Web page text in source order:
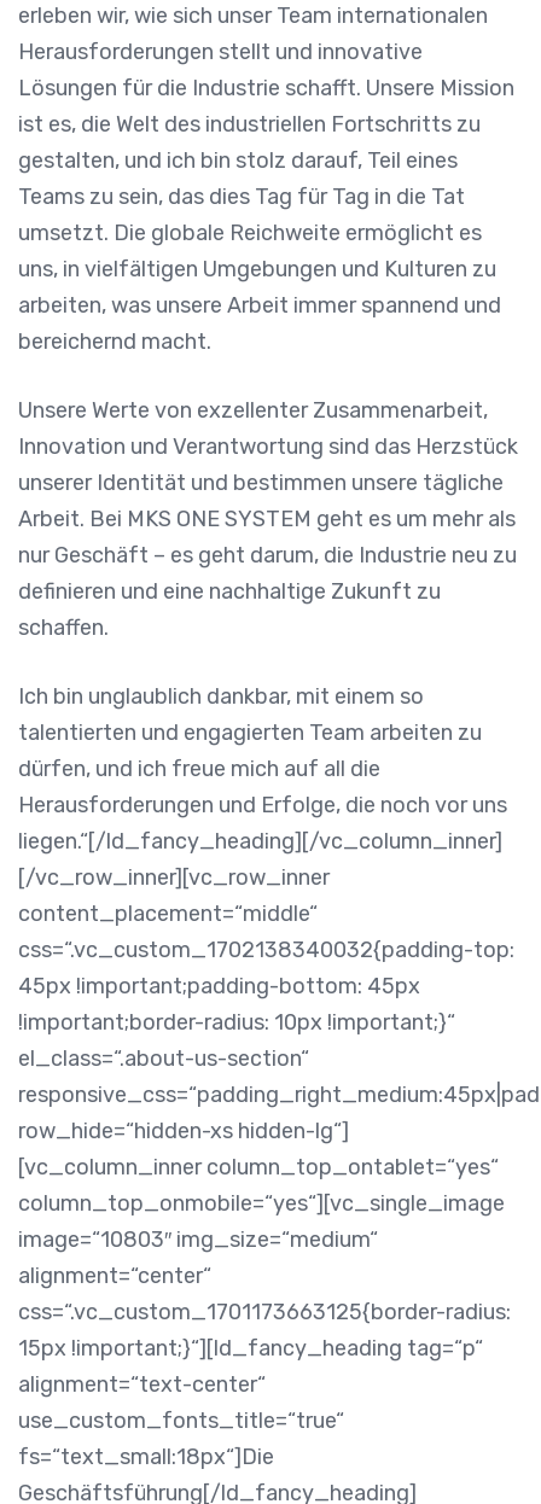
erleben wir, wie sich unser Team internationalen
Herausforderungen stellt und innovative
Lösungen für die Industrie schafft. Unsere Mission
ist es, die Welt des industriellen Fortschritts zu
gestalten, und ich bin stolz darauf, Teil eines
Teams zu sein, das dies Tag für Tag in die Tat
umsetzt. Die globale Reichweite ermöglicht es
uns, in vielfältigen Umgebungen und Kulturen zu
arbeiten, was unsere Arbeit immer spannend und
bereichernd macht.
Unsere Werte von exzellenter Zusammenarbeit,
Innovation und Verantwortung sind das Herzstück
unserer Identität und bestimmen unsere tägliche
Arbeit. Bei MKS ONE SYSTEM geht es um mehr als
nur Geschäft – es geht darum, die Industrie neu zu
definieren und eine nachhaltige Zukunft zu
schaffen.
Ich bin unglaublich dankbar, mit einem so
talentierten und engagierten Team arbeiten zu
dürfen, und ich freue mich auf all die
Herausforderungen und Erfolge, die noch vor uns
liegen.“[/ld_fancy_heading][/vc_column_inner]
[/vc_row_inner][vc_row_inner
content_placement=“middle“
css=“.vc_custom_1702138340032{padding-top:
45px !important;padding-bottom: 45px
!important;border-radius: 10px !important;}“
el_class=“.about-us-section“
row_hide=“hidden-xs hidden-lg“]
[vc_column_inner column_top_ontablet=“yes“
column_top_onmobile=“yes“][vc_single_image
image=“10803″ img_size=“medium“
alignment=“center“
css=“.vc_custom_1701173663125{border-radius:
15px !important;}“][ld_fancy_heading tag=“p“
alignment=“text-center“
use_custom_fonts_title=“true“
fs=“text_small:18px“]Die
Geschäftsführung[/ld_fancy_heading]